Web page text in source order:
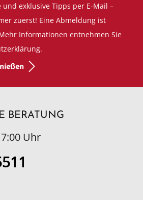
exklusive Tipps per E-Mail –
zuerst! Eine Abmeldung ist
Informationen entnehmen Sie
BERATUNG
Uhr